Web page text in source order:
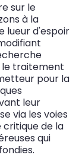
sur le
à la
lueur d'espoir
le traitement
pour la
leur
via les voies
critique de la
qui